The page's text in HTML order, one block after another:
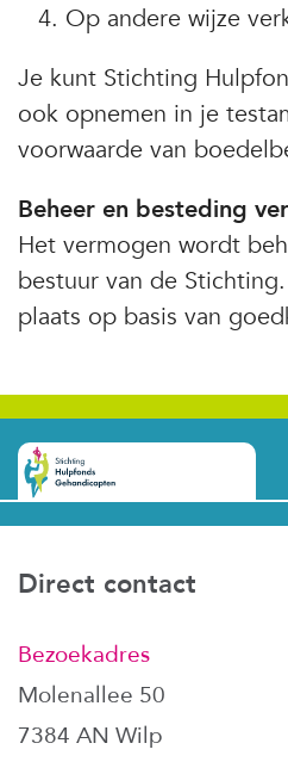
Op andere wijze
Je kunt Stichting
ook opnemen in je
voorwaarde van
Beheer en besteding
Het vermogen wordt
bestuur van de
plaats op basis van
Direct contact
Bezoekadres
Molenallee 50
7384 AN Wilp